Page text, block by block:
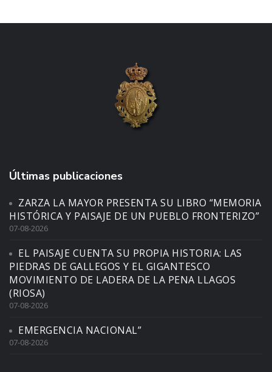
Últimas publicaciones
ZARZA LA MAYOR PRESENTA SU LIBRO “MEMORIA
HISTÓRICA Y PAISAJE DE UN PUEBLO FRONTERIZO”
07-08-2026
EL PAISAJE CUENTA SU PROPIA HISTORIA: LAS
PIEDRAS DE GALLEGOS Y EL GIGANTESCO
MOVIMIENTO DE LADERA DE LA PENA LLAGOS
(RIOSA)
07-08-2026
EMERGENCIA NACIONAL”
07-08-2026